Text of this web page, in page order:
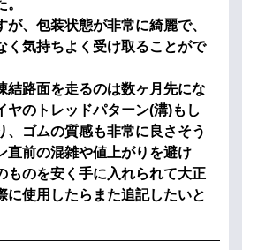
が、包装状態が非常に綺麗で、
く気持ちよく受け取ることがで
結路面を走るのは数ヶ月先にな
ヤのトレッドパターン(溝)もし
、ゴムの質感も非常に良さそう
直前の混雑や値上がりを避け
ものを安く手に入れられて大正
に使用したらまた追記したいと